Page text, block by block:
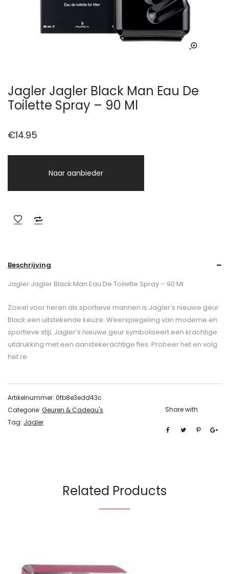
Jagler Jagler Black Man Eau De
Toilette Spray – 90 Ml
€14.95
Naar aanbieder
Beschrijving
Jagler Jagler Black Man Eau De Toilette Spray – 90 Ml
Zowel voor heren als sportieve mannen is Jagler’s nieuwe geur
Black een uitstekende keuze. Weerspiegeling van moderne en
sportieve stijl, Jagler’s nieuwe geur symboliseert een krachtige
uitdrukking met een aanstekerachtige fles. Probeer het en volg
het re
Artikelnummer: 0fb8e3edd43c
Categorie: Geuren & Cadeau's
Tag: Jagler
Share with
Related Products